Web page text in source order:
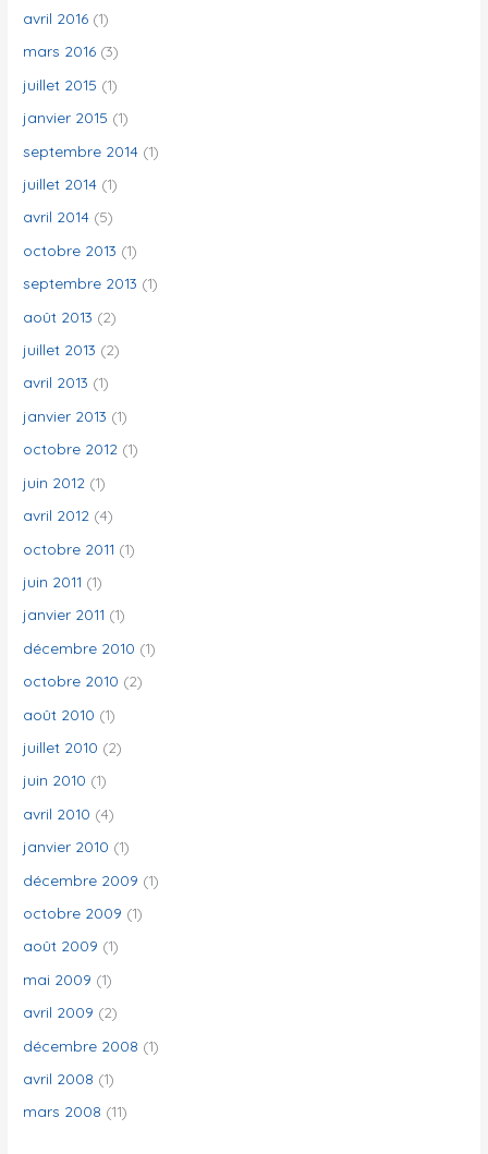
avril 2016 (1)
mars 2016 (3)
juillet 2015 (1)
janvier 2015 (1)
septembre 2014 (1)
juillet 2014 (1)
avril 2014 (5)
octobre 2013 (1)
septembre 2013 (1)
août 2013 (2)
juillet 2013 (2)
avril 2013 (1)
janvier 2013 (1)
octobre 2012 (1)
juin 2012 (1)
avril 2012 (4)
octobre 2011 (1)
juin 2011 (1)
janvier 2011 (1)
décembre 2010 (1)
octobre 2010 (2)
août 2010 (1)
juillet 2010 (2)
juin 2010 (1)
avril 2010 (4)
janvier 2010 (1)
décembre 2009 (1)
octobre 2009 (1)
août 2009 (1)
mai 2009 (1)
avril 2009 (2)
décembre 2008 (1)
avril 2008 (1)
mars 2008 (11)